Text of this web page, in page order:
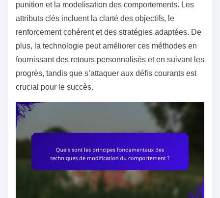
punition et la modelisation des comportements. Les
attributs clés incluent la clarté des objectifs, le
renforcement cohérent et des stratégies adaptées. De
plus, la technologie peut améliorer ces méthodes en
fournissant des retours personnalisés et en suivant les
progrès, tandis que s’attaquer aux défis courants est
crucial pour le succès.